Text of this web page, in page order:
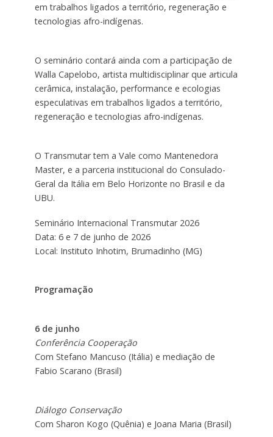
em trabalhos ligados a território, regeneração e
tecnologias afro-indígenas.
O seminário contará ainda com a participação de
Walla Capelobo, artista multidisciplinar que articula
cerâmica, instalação, performance e ecologias
especulativas em trabalhos ligados a território,
regeneração e tecnologias afro-indígenas.
O Transmutar tem a Vale como Mantenedora
Master, e a parceria institucional do Consulado-
Geral da Itália em Belo Horizonte no Brasil e da
UBU.
Seminário Internacional Transmutar 2026
Data: 6 e 7 de junho de 2026
Local: Instituto Inhotim, Brumadinho (MG)
Programação
6 de junho
Conferência Cooperação
Com Stefano Mancuso (Itália) e mediação de
Fabio Scarano (Brasil)
Diálogo Conservação
Com Sharon Kogo (Quênia) e Joana Maria (Brasil)